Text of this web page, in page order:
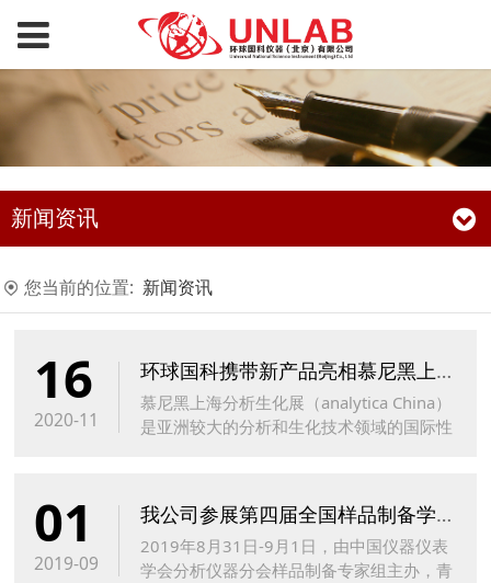
新闻资讯
您当前的位置: 新闻资讯
16
2020-11
环球国科携带新产品亮相慕尼黑上海生化展
慕尼黑上海分析生化展（analytica China）
是亚洲较大的分析和生化技术领域的国际性
01
2019-09
我公司参展第四届全国样品制备学术报告会
2019年8月31日-9月1日，由中国仪器仪表
学会分析仪器分会样品制备专家组主办，青